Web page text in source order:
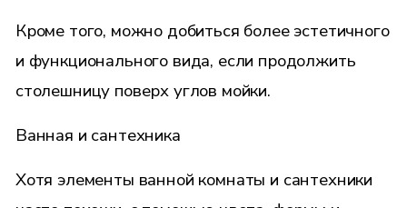
Кроме того, можно добиться более эстетичного
и функционального вида, если продолжить
столешницу поверх углов мойки.
Ванная и сантехника
Хотя элементы ванной комнаты и сантехники